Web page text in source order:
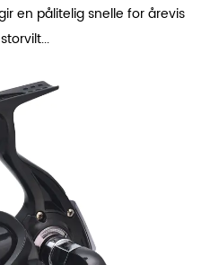
en pålitelig snelle for årevis